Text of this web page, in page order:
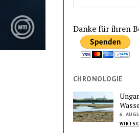
Danke für ihren
CHRONOLOGIE
6.